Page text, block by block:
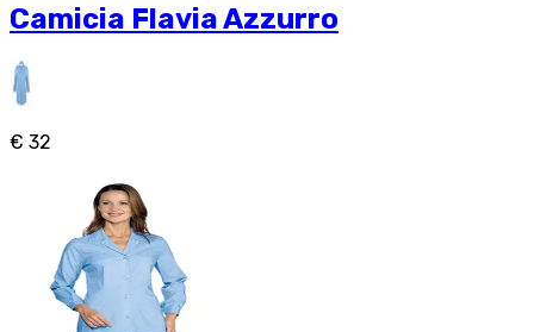
Camicia Flavia Azzurro
€ 32